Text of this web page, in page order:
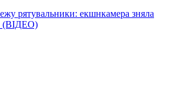
рятувальники: екшнкамера зняла
(ВІДЕО)